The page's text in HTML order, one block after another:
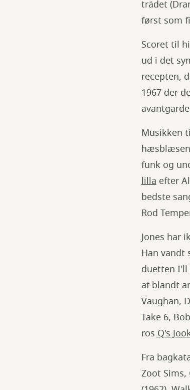
trädet
først som
Scoret til
ud i det
recepten,
1967 der
Musikken
funk og
lilla efter
bedste
Rod
Jones har
Han vandt
duetten I'll
af blandt
Vaughan,
Take 6,
ros Q's
Fra
Zoot Sims,